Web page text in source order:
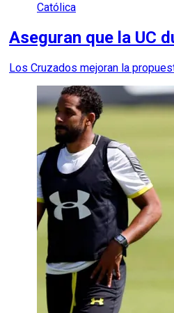
Católica
Aseguran que la UC
Los Cruzados mejoran la